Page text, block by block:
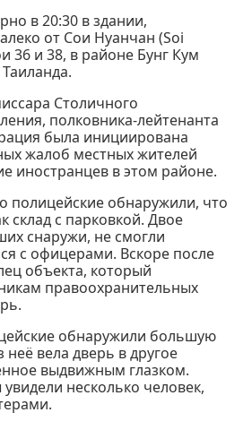
в 20:30 в здании,
от Сои Нуанчан (Soi
36 и 38, в районе Бунг Кум
Столичного
полковника-лейтенанта
была инициирована
жалоб местных жителей
иностранцев в этом районе.
полицейские обнаружили, что
склад с парковкой. Двое
снаружи, не смогли
с офицерами. Вскоре после
объекта, который
правоохранительных
обнаружили большую
неё вела дверь в другое
выдвижным глазком.
несколько человек,